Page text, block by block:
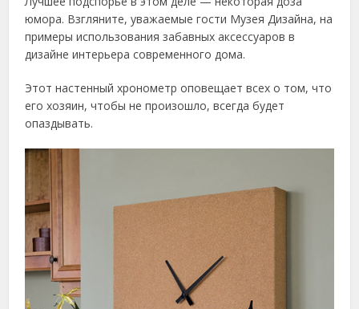
юмора. Взгляните, уважаемые гости Музея Дизайна, на
примеры использования забавных аксессуаров в
дизайне интерьера современного дома.
Этот настенный хронометр оповещает всех о том, что
его хозяин, чтобы не произошло, всегда будет
опаздывать.